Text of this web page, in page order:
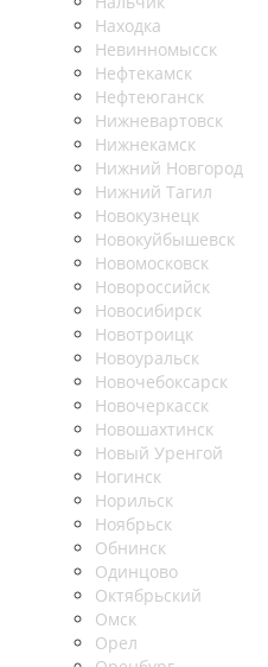
Находка
Невинномысск
Нефтекамск
Нефтеюганск
Нижневартовск
Нижнекамск
Нижний Новгород
Нижний Тагил
Новокузнецк
Новокуйбышевск
Новомосковск
Новороссийск
Новосибирск
Новотроицк
Новоуральск
Новочебоксарск
Новочеркасск
Новошахтинск
Новый Уренгой
Ногинск
Норильск
Ноябрьск
Обнинск
Одинцово
Октябрьский
Омск
Орел